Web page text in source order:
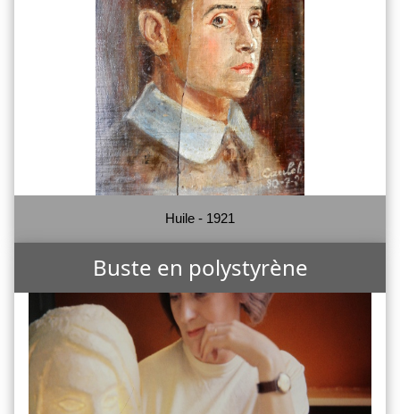
Huile - 1921
Buste en polystyrène